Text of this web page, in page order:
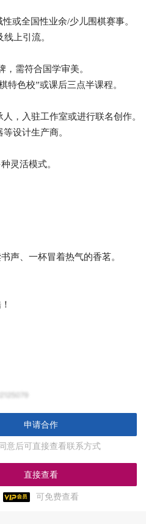
或全国性业余/少儿围棋赛事。
上引流。
需符合国学审美。
特色校”或课后三点半课程。
，入驻工作室或进行联名创作。
设计生产商。
灵活模式。
声 一杯冒着热气的香茗。
申请合作
意后可直接查看联系方式
直接查看
可免费查看